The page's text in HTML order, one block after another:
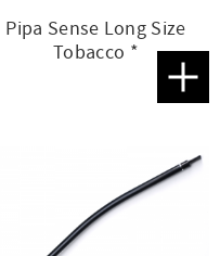
favoriter
Pipa Sense Long Size
Tobacco *